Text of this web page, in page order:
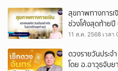
สุขภาพทางการเ
ช่วงโค้งสุดท้าย
พลิกชะตา
11 ส.ค. 2568 เวลา
ดวงรายวันประ
โดย อ.อาวุธจับ